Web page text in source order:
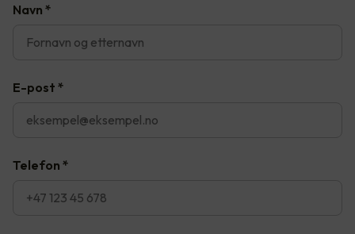
Navn *
E-post *
Telefon *